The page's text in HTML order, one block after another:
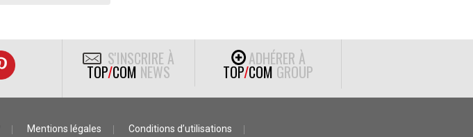
S'INSCRIRE À
TOP/COM NEWS
ADHÉRER À
TOP/COM GROUP
Mentions légales Conditions d’utilisations